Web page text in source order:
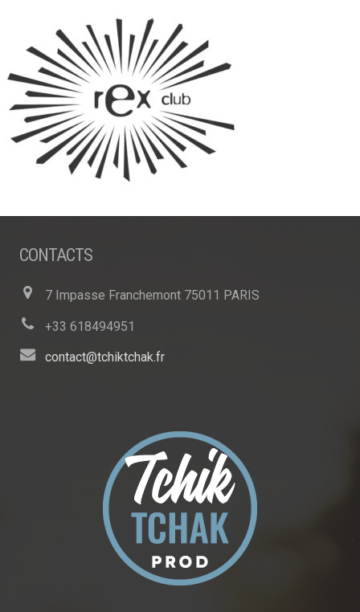
CONTACTS
7 Impasse Franchemont 75011 PARIS
+33 618494951
contact@tchiktchak.fr